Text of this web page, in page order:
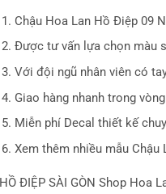
Chậu Hoa Lan Hồ Điệp 09
Được tư vấn lựa chọn màu
Với đội ngũ nhân viên có
Giao hàng nhanh trong
Miễn phí Decal thiết kế
Xem thêm nhiều mẫu
HỒ ĐIỆP SÀI GÒN Shop Hoa